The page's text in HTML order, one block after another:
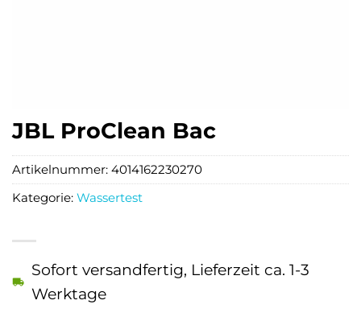
JBL ProClean Bac
Sofort versandfertig, Lieferzeit ca. 1-3
Werktage
Artikelnummer: 4014162230270
Kategorie: Wassertest